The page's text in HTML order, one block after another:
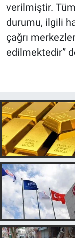
verilmiştir.
durumu, ilgili
çağrı
edilmektedir”